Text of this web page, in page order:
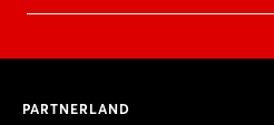
PARTNERLAND